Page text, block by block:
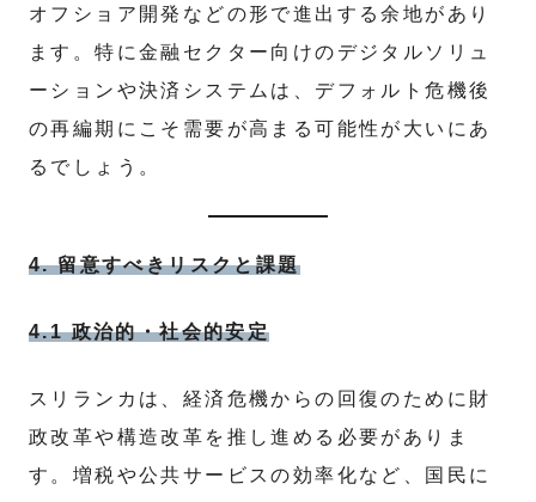
オフショア開発などの形で進出する余地があり
ます。特に金融セクター向けのデジタルソリュ
ーションや決済システムは、デフォルト危機後
の再編期にこそ需要が高まる可能性が大いにあ
るでしょう。
4. 留意すべきリスクと課題
4.1 政治的・社会的安定
スリランカは、経済危機からの回復のために財
政改革や構造改革を推し進める必要がありま
す。増税や公共サービスの効率化など、国民に